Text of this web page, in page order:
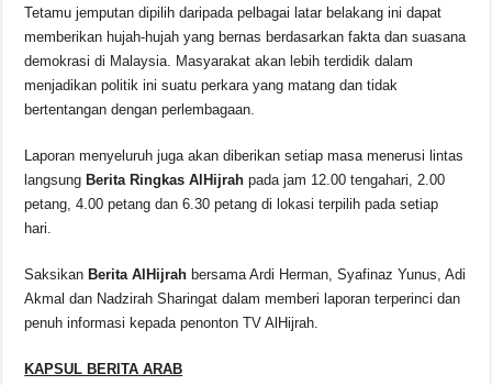
Tetamu jemputan dipilih daripada pelbagai latar belakang ini dapat
memberikan hujah-hujah yang bernas berdasarkan fakta dan suasana
demokrasi di Malaysia. Masyarakat akan lebih terdidik dalam
menjadikan politik ini suatu perkara yang matang dan tidak
bertentangan dengan perlembagaan.
Laporan menyeluruh juga akan diberikan setiap masa menerusi lintas
langsung Berita Ringkas AlHijrah pada jam 12.00 tengahari, 2.00
petang, 4.00 petang dan 6.30 petang di lokasi terpilih pada setiap
hari.
Saksikan Berita AlHijrah bersama Ardi Herman, Syafinaz Yunus, Adi
Akmal dan Nadzirah Sharingat dalam memberi laporan terperinci dan
penuh informasi kepada penonton TV AlHijrah.
KAPSUL BERITA ARAB